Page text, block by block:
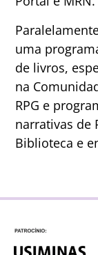
uma
de livros,
na
RPG e
narrativas de
Biblioteca e